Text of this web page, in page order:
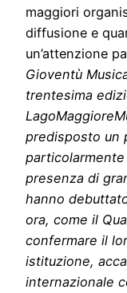
maggiori
diffusione e
un’attenzione
Gioventù
trentesima
predisposto un
presenza di
hanno
ora, come il
confermare il
istituzione,
internazionale